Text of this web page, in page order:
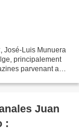
José-Luis Munuera
principalement
parvenant au-
Juan
: